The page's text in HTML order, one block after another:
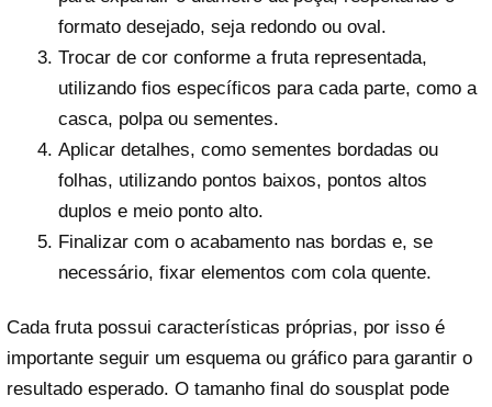
formato desejado, seja redondo ou oval.
Trocar de cor conforme a fruta representada,
utilizando fios específicos para cada parte, como a
casca, polpa ou sementes.
Aplicar detalhes, como sementes bordadas ou
folhas, utilizando pontos baixos, pontos altos
duplos e meio ponto alto.
Finalizar com o acabamento nas bordas e, se
necessário, fixar elementos com cola quente.
Cada fruta possui características próprias, por isso é
importante seguir um esquema ou gráfico para garantir o
resultado esperado. O tamanho final do sousplat pode